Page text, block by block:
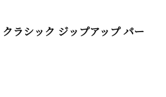
ラシック ジップアップ パー